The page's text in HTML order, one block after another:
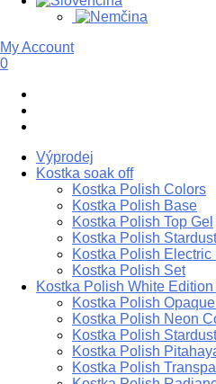
My Account
0
Výprodej
Kostka soak off
Kostka Polish Colors
Kostka Polish Base
Kostka Polish Top Gel
Kostka Polish
Kostka Polish Electric
Kostka Polish Set
Kostka Polish White Edition
Kostka Polish
Kostka Polish Neon
Kostka Polish
Kostka Polish
Kostka Polish